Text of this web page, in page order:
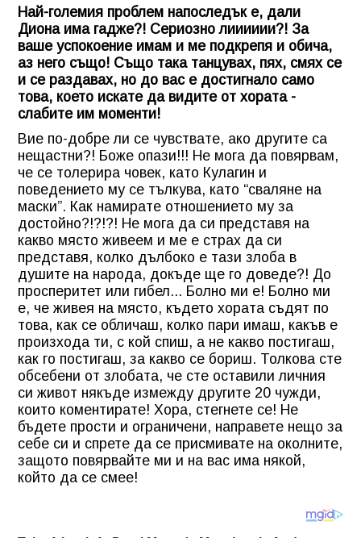
Най-големия проблем напоследък е, дали
Диона има гадже?! Сериозно лииииии?! За
ваше успокоение имам и ме подкрепя и обича,
аз него също! Също така танцувах, пях, смях се
и се раздавах, но до вас е достигнало само
това, което искате да видите от хората -
слабите им моменти!
Вие по-добре ли се чувствате, ако другите са
нещастни?! Боже опази!!! Не мога да повярвам,
че се толерира човек, като Кулагин и
поведението му се тълкува, като “сваляне на
маски”. Как намирате отношението му за
достойно?!?!?! Не мога да си представя на
какво място живеем и ме е страх да си
представя, колко дълбоко е тази злоба в
душите на народа, докъде ще го доведе?! До
просперитет или гибел... Болно ми е! Болно ми
е, че живея на място, където хората съдят по
това, как се обличаш, колко пари имаш, какъв е
произхода ти, с кой спиш, а не какво постигаш,
как го постигаш, за какво се бориш. Толкова сте
обсебени от злобата, че сте оставили личния
си живот някъде измежду другите 20 чужди,
които коментирате! Хора, стегнете се! Не
бъдете прости и ограничени, направете нещо за
себе си и спрете да се присмивате на околните,
защото повярвайте ми и на вас има някой,
който да се смее!